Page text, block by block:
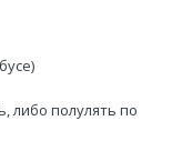
либо полулять по